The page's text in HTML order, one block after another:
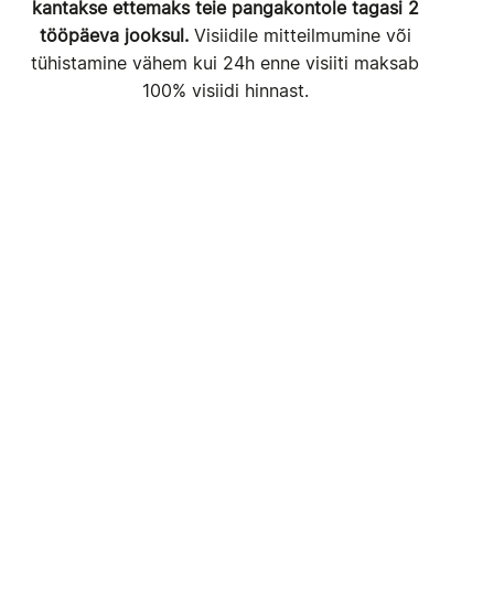
kantakse ettemaks teie pangakontole tagasi 2
tööpäeva jooksul.Visiidile mitteilmumine või
tühistamine vähem kui 24h enne visiiti maksab
100% visiidi hinnast.